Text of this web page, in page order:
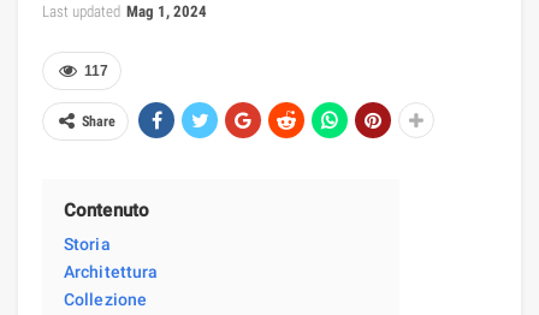
Last updated Mag 1, 2024
117
Share
Contenuto
Storia
Architettura
Collezione